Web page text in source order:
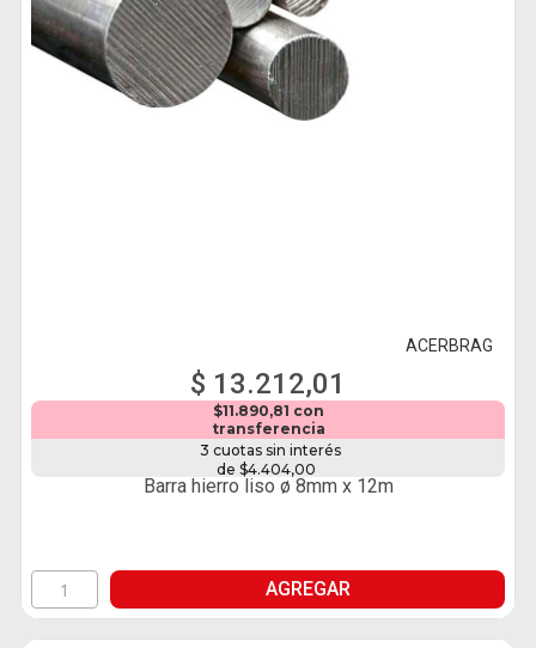
ACERBRAG
$ 13.212,01
$11.890,81 con
transferencia
3 cuotas sin interés
de $4.404,00
Barra hierro liso ø 8mm x 12m
AGREGAR